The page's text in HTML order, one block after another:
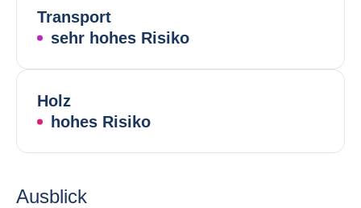
Transport
sehr hohes Risiko
Holz
hohes Risiko
Ausblick